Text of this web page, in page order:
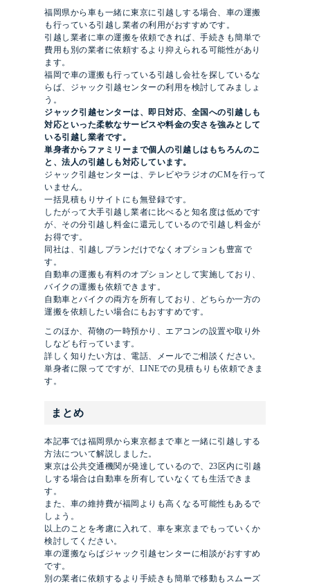
福岡県から車も一緒に東京に引越しする場合、車の運搬
も行っている引越し業者の利用がおすすめです。
引越し業者に車の運搬を依頼できれば、手続きも簡単で
費用も別の業者に依頼するより抑えられる可能性があり
ます。
福岡で車の運搬も行っている引越し会社を探しているな
らば、ジャック引越センターの利用を検討してみましょ
う。
ジャック引越センターは、即日対応、全国への引越しも
対応といった柔軟なサービスや料金の安さを強みとして
いる引越し業者です。
単身者からファミリーまで個人の引越しはもちろんのこ
と、法人の引越しも対応しています。
ジャック引越センターは、テレビやラジオのCMを行って
いません。
一括見積もりサイトにも無登録です。
したがって大手引越し業者に比べると知名度は低めです
が、その分引越し料金に還元しているので引越し料金が
お得です。
同社は、引越しプランだけでなくオプションも豊富で
す。
自動車の運搬も有料のオプションとして実施しており、
バイクの運搬も依頼できます。
自動車とバイクの両方を所有しており、どちらか一方の
運搬を依頼したい場合にもおすすめです。
このほか、荷物の一時預かり、エアコンの設置や取り外
しなども行っています。
詳しく知りたい方は、電話、メールでご相談ください。
単身者に限ってですが、LINEでの見積もりも依頼できま
す。
まとめ
本記事では福岡県から東京都まで車と一緒に引越しする
方法について解説しました。
東京は公共交通機関が発達しているので、23区内に引越
しする場合は自動車を所有していなくても生活できま
す。
また、車の維持費が福岡よりも高くなる可能性もあるで
しょう。
以上のことを考慮に入れて、車を東京までもっていくか
検討してください。
車の運搬ならばジャック引越センターに相談がおすすめ
です。
別の業者に依頼するより手続きも簡単で移動もスムーズ